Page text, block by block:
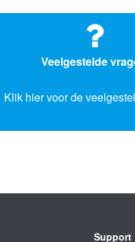
Veelgestelde
Klik hier voor de
Support